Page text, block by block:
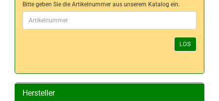
BITTE
GEBEN
SIE
DIE
Bitte geben Sie die Artikelnummer aus unserem Katalog ein.
LOS
Hersteller